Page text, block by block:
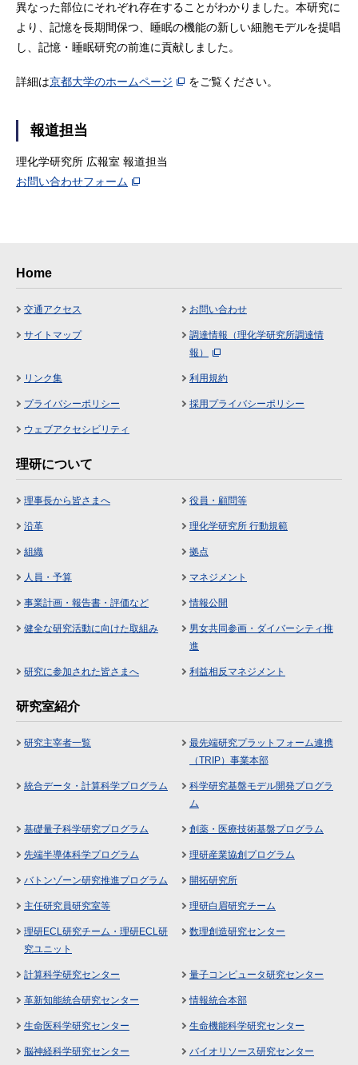
異なった部位にそれぞれ存在することがわかりました。本研究に
より、記憶を長期間保つ、睡眠の機能の新しい細胞モデルを提唱
し、記憶・睡眠研究の前進に貢献しました。
詳細は京都大学のホームページ をご覧ください。
報道担当
理化学研究所 広報室 報道担当
お問い合わせフォーム
Home
交通アクセス お問い合わせ
サイトマップ
調達情報（理化学研究所調達情
報）
リンク集 利用規約
プライバシーポリシー 採用プライバシーポリシー
ウェブアクセシビリティ
理研について
理事長から皆さまへ 役員・顧問等
沿革 理化学研究所 行動規範
組織 拠点
人員・予算 マネジメント
事業計画・報告書・評価など 情報公開
健全な研究活動に向けた取組み
男女共同参画・ダイバーシティ推
進
研究に参加された皆さまへ 利益相反マネジメント
研究室紹介
研究主宰者一覧
最先端研究プラットフォーム連携
（TRIP）事業本部
統合データ・計算科学プログラム
科学研究基盤モデル開発プログラ
ム
基礎量子科学研究プログラム 創薬・医療技術基盤プログラム
先端半導体科学プログラム 理研産業協創プログラム
バトンゾーン研究推進プログラム 開拓研究所
主任研究員研究室等 理研白眉研究チーム
理研ECL研究チーム・理研ECL研
究ユニット
数理創造研究センター
計算科学研究センター 量子コンピュータ研究センター
革新知能統合研究センター 情報統合本部
生命医科学研究センター 生命機能科学研究センター
脳神経科学研究センター バイオリソース研究センター